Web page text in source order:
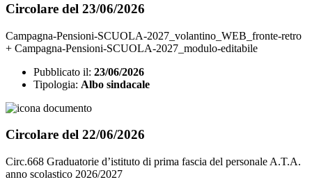
Circolare del 23/06/2026
Campagna-Pensioni-SCUOLA-2027_volantino_WEB_fronte-retro
+ Campagna-Pensioni-SCUOLA-2027_modulo-editabile
Pubblicato il: 23/06/2026
Tipologia: Albo sindacale
Circolare del 22/06/2026
Circ.668 Graduatorie d’istituto di prima fascia del personale A.T.A.
anno scolastico 2026/2027